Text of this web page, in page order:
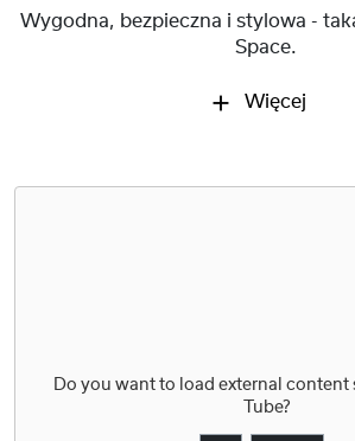
Wygodna, bezpieczna i stylowa -
Space.
Więcej
Do you want to load external content
Tube?